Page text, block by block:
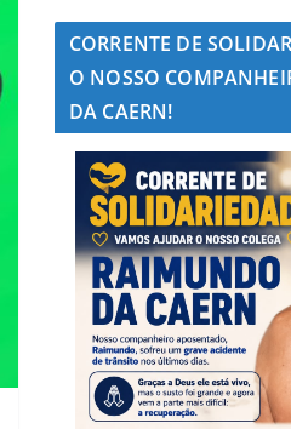
CORRENTE DE
O NOSSO
DA CAERN!